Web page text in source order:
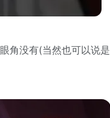
角没有(当然也可以说是